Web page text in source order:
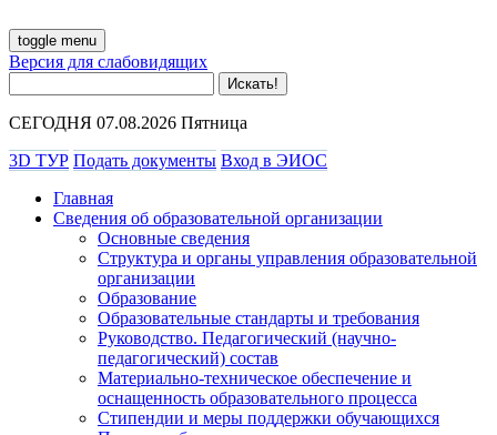
toggle menu
Версия для слабовидящих
СЕГОДНЯ 07.08.2026 Пятница
3D ТУР Подать документы Вход в ЭИОС
Главная
Сведения об образовательной организации
Основные сведения
Структура и органы управления образовательной
организации
Образование
Образовательные стандарты и требования
Руководство. Педагогический (научно-
педагогический) состав
Материально-техническое обеспечение и
оснащенность образовательного процесса
Стипендии и меры поддержки обучающихся